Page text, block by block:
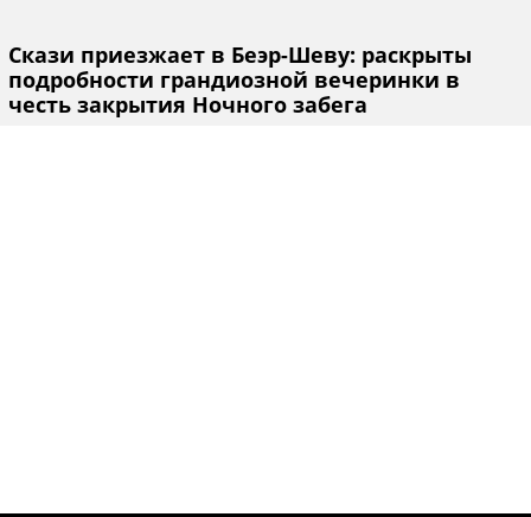
Скази приезжает в Беэр-Шеву: раскрыты
подробности грандиозной вечеринки в
честь закрытия Ночного забега